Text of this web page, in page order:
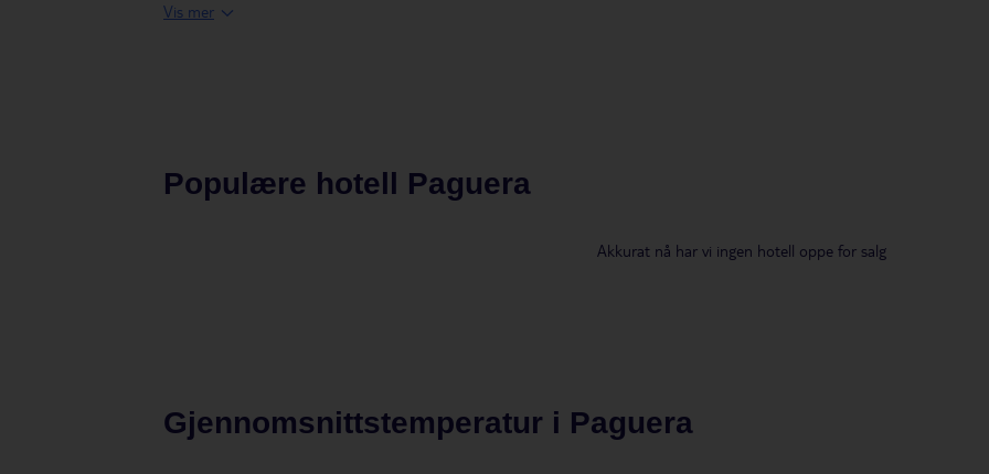
I sentrum er Paguera flatt men lenger opp fra havet klatrer byen oppover små og store åser. Like utenfor begynner flere
Vis mer
Populære hotell Paguera
Akkurat nå har vi ingen hotell oppe for salg
Gjennomsnittstemperatur i Paguera